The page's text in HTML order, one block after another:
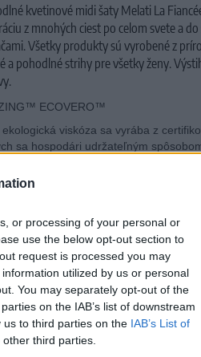
or processing of your personal or
use the below opt-out section to
request is processed you may
utilized by us or personal
You may separately opt-out of the
on the IAB’s list of downstream
to third parties on the IAB’s List of
third parties.
kvetinové midi šaty Melati La
z mnohých ciest po celom svete a
Všetky produkty sú vyrobené z
a pohodlné strihy pre všetky ženy.
ECOVERO™
viskóza sa vyrába z
sa hospodári udržateľným
tzv. uzavretým procesom,
pomáha znižovať počet emisií
látok kontaminujúcich vodu.
a spĺňa preto prísne
surovín až po ich
a neznečisťujú vodu
100% Viskóza LENZING™
práčka ( 30 stupňov )